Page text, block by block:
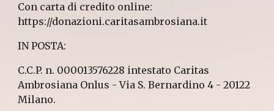
Con carta di credito online:
https://donazioni.caritasambrosiana.it
IN POSTA:
C.C.P. n. 000013576228 intestato Caritas
Ambrosiana Onlus - Via S. Bernardino 4 - 20122
Milano.